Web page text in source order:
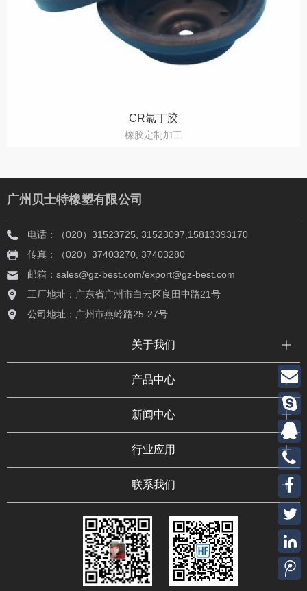
CR氯丁胶
橡胶定制加工
广州贝士特橡塑有限公司
电话：（020）31523725, 31523097,15813393170
传真：（020）37403270, 37403280
邮箱：sales@gz-best.com/export@gz-best.com
工厂地址：广东省广州市白云区良田中路21号
公司地址：广州市燕岭路25-27号
关于我们
产品中心
新闻中心
行业应用
联系我们